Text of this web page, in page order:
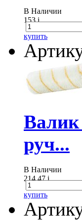
В Наличии
153i
купить
руч...
В Наличии
214.47i
купить